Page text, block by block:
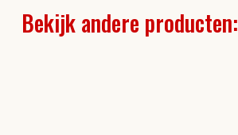
Bekijk andere producten: